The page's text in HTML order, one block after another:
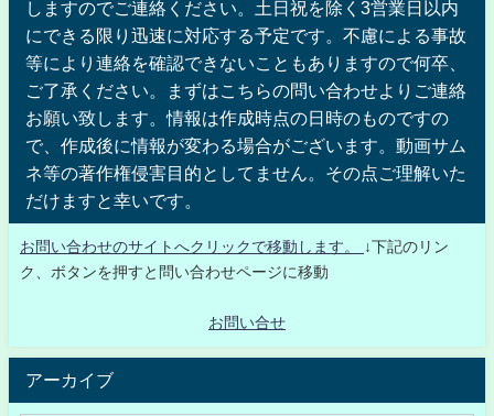
しますのでご連絡ください。土日祝を除く3営業日以内
にできる限り迅速に対応する予定です。不慮による事故
等により連絡を確認できないこともありますので何卒、
ご了承ください。まずはこちらの問い合わせよりご連絡
お願い致します。情報は作成時点の日時のものですの
で、作成後に情報が変わる場合がございます。動画サム
ネ等の著作権侵害目的としてません。その点ご理解いた
だけますと幸いです。
お問い合わせのサイトへクリックで移動します。
↓下記のリン
ク、ボタンを押すと問い合わせページに移動
お問い合せ
アーカイブ